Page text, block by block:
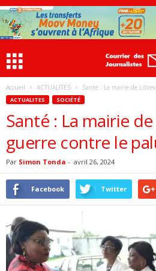
Accueil ACTUALITES Santé : La mairie de
ACTUALITES SOCIÉTÉ
Santé : La mairie
guerre contre le
Par Simon Tonda - avril 26, 2024
Facebook Twitter